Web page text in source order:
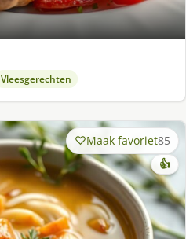
Vleesgerechten
Maak favoriet85
👍